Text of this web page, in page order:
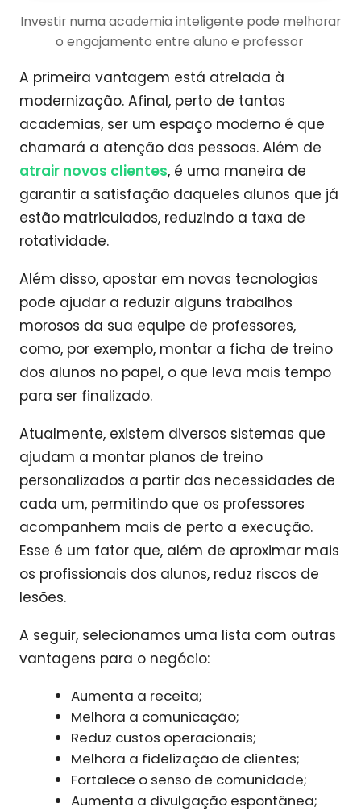
Investir numa academia inteligente pode melhorar
o engajamento entre aluno e professor
A primeira vantagem está atrelada à
modernização. Afinal, perto de tantas
academias, ser um espaço moderno é que
chamará a atenção das pessoas. Além de
atrair novos clientes, é uma maneira de
garantir a satisfação daqueles alunos que já
estão matriculados, reduzindo a taxa de
rotatividade.
Além disso, apostar em novas tecnologias
pode ajudar a reduzir alguns trabalhos
morosos da sua equipe de professores,
como, por exemplo, montar a ficha de treino
dos alunos no papel, o que leva mais tempo
para ser finalizado.
Atualmente, existem diversos sistemas que
ajudam a montar planos de treino
personalizados a partir das necessidades de
cada um, permitindo que os professores
acompanhem mais de perto a execução.
Esse é um fator que, além de aproximar mais
os profissionais dos alunos, reduz riscos de
lesões.
A seguir, selecionamos uma lista com outras
vantagens para o negócio:
Aumenta a receita;
Melhora a comunicação;
Reduz custos operacionais;
Melhora a fidelização de clientes;
Fortalece o senso de comunidade;
Aumenta a divulgação espontânea;